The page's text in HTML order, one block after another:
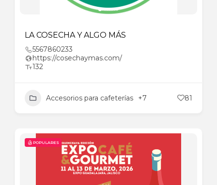
LA COSECHA Y ALGO MÁS
5567860233
https://cosechaymas.com/
132
Accesorios para cafeterías +7 81
POPULARES